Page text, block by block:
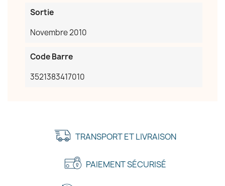
Sortie
Novembre 2010
Code Barre
3521383417010
TRANSPORT ET LIVRAISON
PAIEMENT SÉCURISÉ